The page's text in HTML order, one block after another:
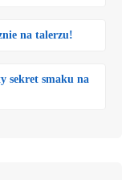
na talerzu!
sekret smaku na